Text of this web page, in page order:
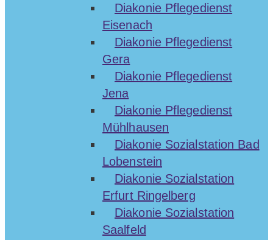
Diakonie Pflegedienst
Eisenach
Diakonie Pflegedienst
Gera
Diakonie Pflegedienst
Jena
Diakonie Pflegedienst
Mühlhausen
Diakonie Sozialstation Bad
Lobenstein
Diakonie Sozialstation
Erfurt Ringelberg
Diakonie Sozialstation
Saalfeld